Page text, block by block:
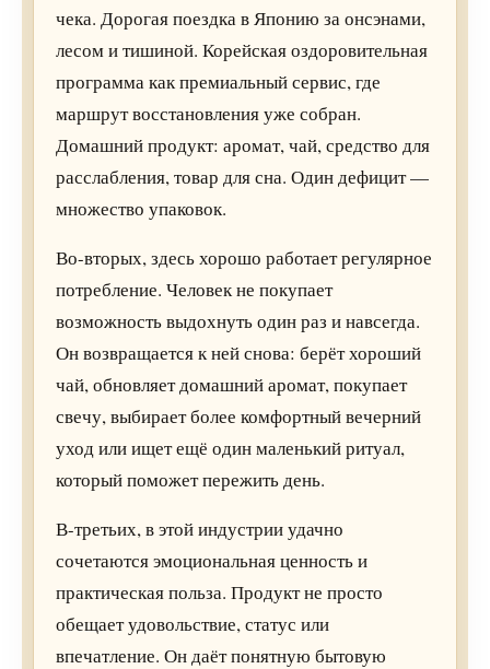
чека. Дорогая поездка в Японию за онсэнами,
лесом и тишиной. Корейская оздоровительная
программа как премиальный сервис, где
маршрут восстановления уже собран.
Домашний продукт: аромат, чай, средство для
расслабления, товар для сна. Один дефицит —
множество упаковок.
Во-вторых, здесь хорошо работает регулярное
потребление. Человек не покупает
возможность выдохнуть один раз и навсегда.
Он возвращается к ней снова: берёт хороший
чай, обновляет домашний аромат, покупает
свечу, выбирает более комфортный вечерний
уход или ищет ещё один маленький ритуал,
который поможет пережить день.
В-третьих, в этой индустрии удачно
сочетаются эмоциональная ценность и
практическая польза. Продукт не просто
обещает удовольствие, статус или
впечатление. Он даёт понятную бытовую